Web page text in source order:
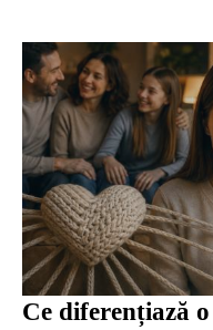
Ce diferențiază